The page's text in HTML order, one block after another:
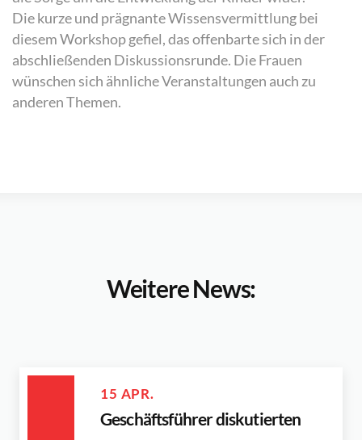
Die kurze und prägnante Wissensvermittlung bei
diesem Workshop gefiel, das offenbarte sich in der
abschließenden Diskussionsrunde. Die Frauen
wünschen sich ähnliche Veranstaltungen auch zu
anderen Themen.
Weitere News:
15 APR.
Geschäftsführer diskutierten